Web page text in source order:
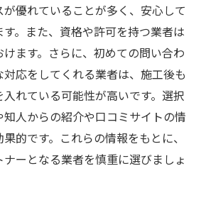
優れていることが多く、安心して
。また、資格や許可を持つ業者は
ます。さらに、初めての問い合わ
応をしてくれる業者は、施工後も
れている可能性が高いです。選択
人からの紹介や口コミサイトの情
的です。これらの情報をもとに、
ーとなる業者を慎重に選びましょ